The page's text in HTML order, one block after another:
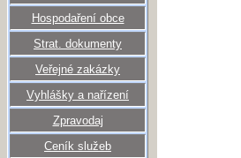
Hospodaření obce
Strat. dokumenty
Veřejné zakázky
Vyhlášky a nařízení
Zpravodaj
Ceník služeb